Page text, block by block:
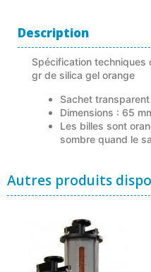
Description
Spécification
gr de silica gel orange
Sachet
Dimensions : 65
Les billes sont
sombre quand le
Autres produits